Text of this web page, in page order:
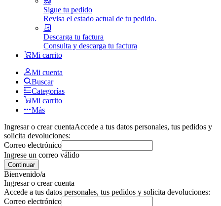
Sigue tu pedido
Revisa el estado actual de tu pedido.
Descarga tu factura
Consulta y descarga tu factura
Mi carrito
Mi cuenta
Buscar
Categorías
Mi carrito
Más
Ingresar o crear cuentaAccede a tus datos personales, tus pedidos y
solicita devoluciones:
Correo electrónico
Ingrese un correo válido
Continuar
Bienvenido/a
Ingresar o crear cuenta
Accede a tus datos personales, tus pedidos y solicita devoluciones:
Correo electrónico